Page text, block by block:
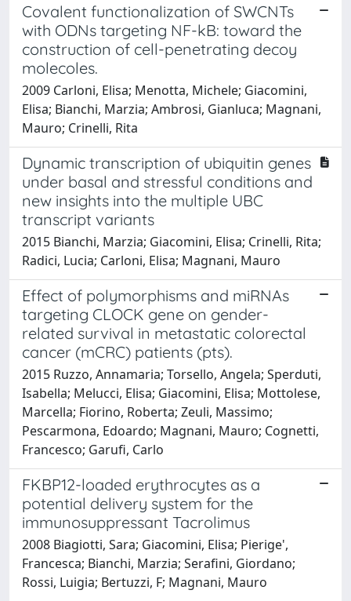
Covalent functionalization of SWCNTs
with ODNs targeting NF-kB: toward the
construction of cell-penetrating decoy
molecoles.
2009 Carloni, Elisa; Menotta, Michele; Giacomini,
Elisa; Bianchi, Marzia; Ambrosi, Gianluca; Magnani,
Mauro; Crinelli, Rita
Dynamic transcription of ubiquitin genes
under basal and stressful conditions and
new insights into the multiple UBC
transcript variants
2015 Bianchi, Marzia; Giacomini, Elisa; Crinelli, Rita;
Radici, Lucia; Carloni, Elisa; Magnani, Mauro
Effect of polymorphisms and miRNAs
targeting CLOCK gene on gender-
related survival in metastatic colorectal
cancer (mCRC) patients (pts).
2015 Ruzzo, Annamaria; Torsello, Angela; Sperduti,
Isabella; Melucci, Elisa; Giacomini, Elisa; Mottolese,
Marcella; Fiorino, Roberta; Zeuli, Massimo;
Pescarmona, Edoardo; Magnani, Mauro; Cognetti,
Francesco; Garufi, Carlo
FKBP12-loaded erythrocytes as a
potential delivery system for the
immunosuppressant Tacrolimus
2008 Biagiotti, Sara; Giacomini, Elisa; Pierige',
Francesca; Bianchi, Marzia; Serafini, Giordano;
Rossi, Luigia; Bertuzzi, F; Magnani, Mauro